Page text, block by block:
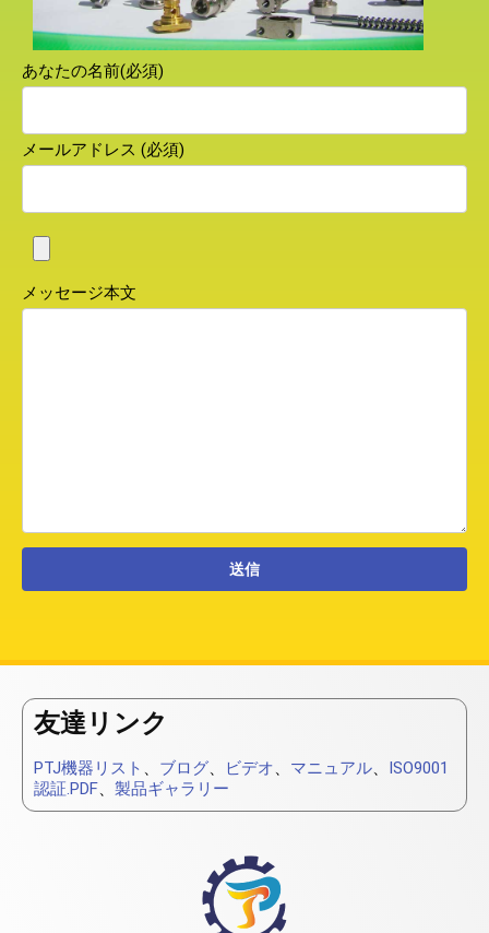
あなたの名前(必須)
メールアドレス (必須)
メッセージ本文
友達リンク
PTJ機器リスト 、 ブログ、 ビデオ、 マニュアル、 ISO9001
認証.PDF、 製品ギャラリー